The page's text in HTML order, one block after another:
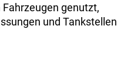
genutzt,
und Tankstellen